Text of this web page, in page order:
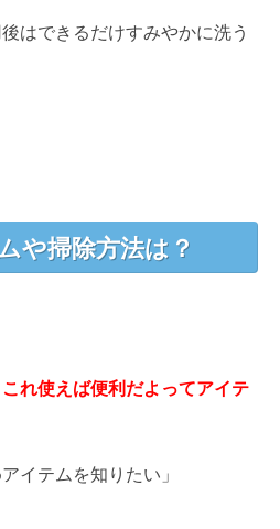
はできるだけすみやかに洗う
や掃除方法は？
これ使えば便利だよってアイテ
イテムを知りたい」